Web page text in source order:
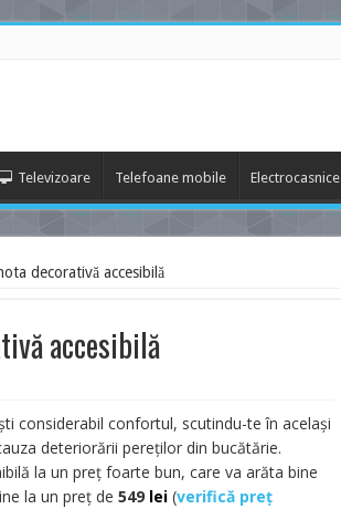
Televizoare Telefoane mobile Electrocasnice
decorativă accesibilă
accesibilă
considerabil confortul, scutindu-te în același
deteriorării pereților din bucătărie.
la un preț foarte bun, care va arăta bine
la un preț de 549 lei(verifică preț